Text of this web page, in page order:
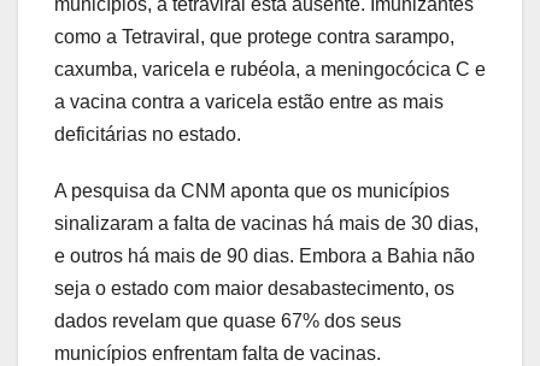
municípios, a tetraviral está ausente. Imunizantes
como a Tetraviral, que protege contra sarampo,
caxumba, varicela e rubéola, a meningocócica C e
a vacina contra a varicela estão entre as mais
deficitárias no estado.
A pesquisa da CNM aponta que os municípios
sinalizaram a falta de vacinas há mais de 30 dias,
e outros há mais de 90 dias. Embora a Bahia não
seja o estado com maior desabastecimento, os
dados revelam que quase 67% dos seus
municípios enfrentam falta de vacinas.